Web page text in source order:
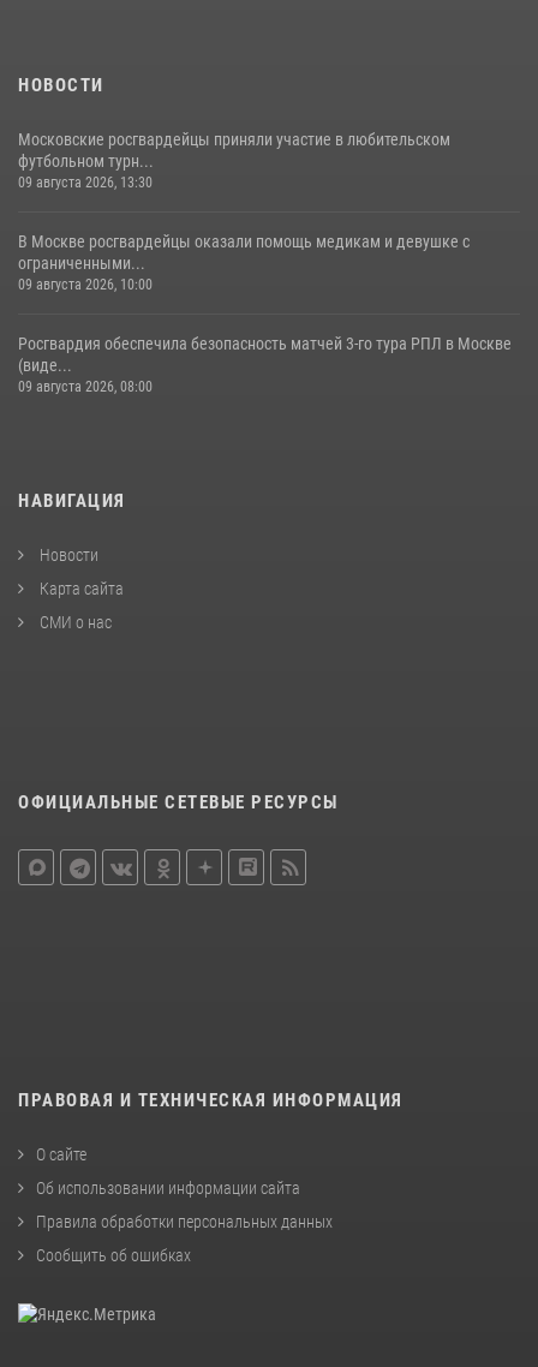
НОВОСТИ
Московские росгвардейцы приняли участие в любительском
футбольном турн...
09 августа 2026, 13:30
В Москве росгвардейцы оказали помощь медикам и девушке с
ограниченными...
09 августа 2026, 10:00
Росгвардия обеспечила безопасность матчей 3-го тура РПЛ в Москве
(виде...
09 августа 2026, 08:00
НАВИГАЦИЯ
Новости
Карта сайта
СМИ о нас
ОФИЦИАЛЬНЫЕ СЕТЕВЫЕ РЕСУРСЫ
ПРАВОВАЯ И ТЕХНИЧЕСКАЯ ИНФОРМАЦИЯ
О сайте
Об использовании информации сайта
Правила обработки персональных данных
Сообщить об ошибках